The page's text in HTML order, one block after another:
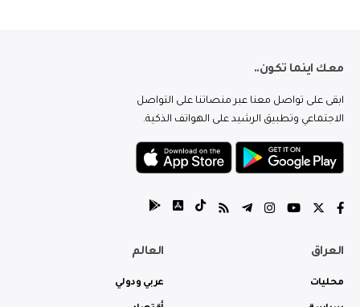
معك اينما تكون..
ابقى على تواصل معنا عبر منصاتنا على التواصل
الاجتماعي وتطبيق الرشيد على الهواتف الذكية.
العراق
محليات
العالم
عربي ودولي